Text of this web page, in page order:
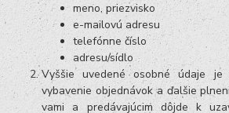
meno, priezvisko
e-mailovú adresu
telefónne číslo
adresu/sídlo
Vyššie uvedené osobné údaje
vybavenie objednávok a ďalšie
vami a predávajúcim dôjde k